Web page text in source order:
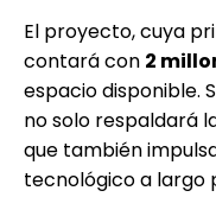
El proyecto, cuya
contará con 2
espacio disponible.
no solo respaldará
que también
tecnológico a largo